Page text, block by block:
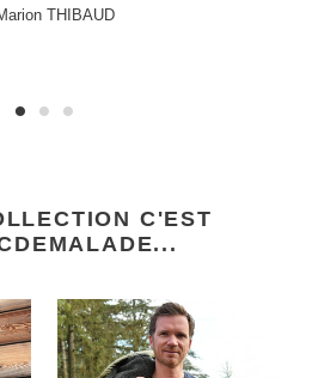
THIBAUD
C'EST
Sweat
Collab
"